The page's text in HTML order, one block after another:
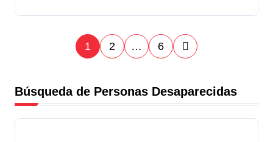
P
g
i
1 2 … 6
Búsqueda de Personas Desaparecidas